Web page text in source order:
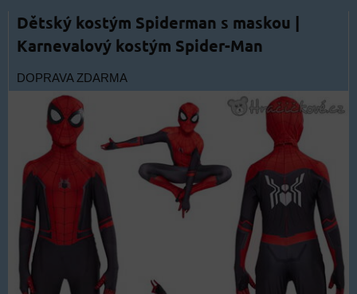
Dětský kostým Spiderman s maskou |
Karnevalový kostým Spider-Man
DOPRAVA ZDARMA